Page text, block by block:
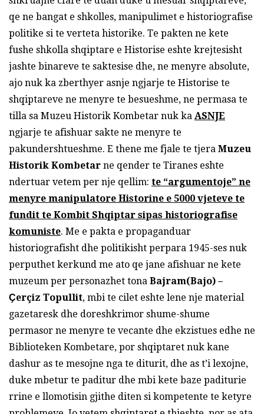
qe ne bangat e shkolles, manipulimet e historiografise
politike si te verteta historike. Te pakten ne kete
fushe shkolla shqiptare e Historise eshte krejtesisht
jashte binareve te saktesise dhe, ne menyre absolute,
ajo nuk ka zberthyer asnje ngjarje te Historise te
shqiptareve ne menyre te besueshme, ne permasa te
tilla sa Muzeu Historik Kombetar nuk ka ASNJE
ngjarje te afishuar sakte ne menyre te
pakundershtueshme. E thene me fjale te tjera Muzeu
Historik Kombetar ne qender te Tiranes eshte
ndertuar vetem per nje qellim: te “argumentoje” ne
menyre manipulatore Historine e 5000 vjeteve te
fundit te Kombit Shqiptar sipas historiografise
komuniste. Me e pakta e propaganduar
historiografisht dhe politikisht perpara 1945-ses nuk
perputhet kerkund me ato qe jane afishuar ne kete
muzeum per personazhet tona Bajram(Bajo) –
Ҫerçiz Topullit, mbi te cilet eshte lene nje material
gazetaresk dhe doreshkrimor shume-shume
permasor ne menyre te vecante dhe ekzistues edhe ne
Biblioteken Kombetare, por shqiptaret nuk kane
dashur as te mesojne nga te diturit, dhe as t’i lexojne,
duke mbetur te paditur dhe mbi kete baze paditurie
rrine e llomotisin gjithe diten si kompetente te ketyre